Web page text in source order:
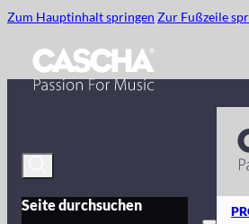
Zum Hauptinhalt springen Zur Fußzeile
Seite durchsuchen